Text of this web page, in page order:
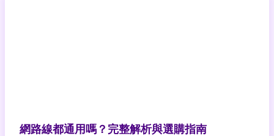
網路線都通用嗎？完整解析與選購指南